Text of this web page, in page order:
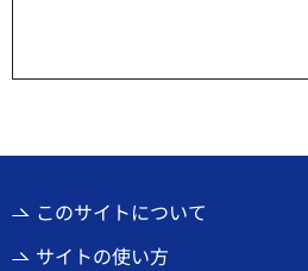
このサイトについて
サイトの使い方